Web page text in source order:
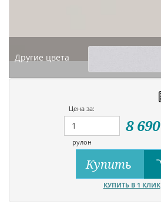
Другие цвета
Цена за:
рулон
8 690
Купить
КУПИТЬ В 1 КЛИК